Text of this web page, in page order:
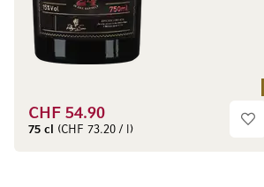
CHF 54.90
75 cl (CHF 73.20 / l)